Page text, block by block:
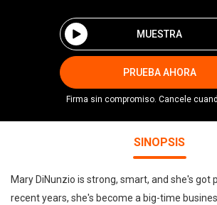
MUESTRA
PRUEBA AHORA
Firma sin compromiso. Cancele
SINOPSIS
Mary DiNunzio is strong, smart, and she's got
recent years, she's become a big-time